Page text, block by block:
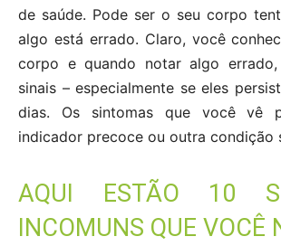
de saúde. Pode ser o seu corpo
algo está errado. Claro, você
corpo e quando notar algo
sinais – especialmente se eles
dias. Os sintomas que você vê
indicador precoce ou outra condição
AQUI ESTÃO 10
INCOMUNS QUE VOCÊ